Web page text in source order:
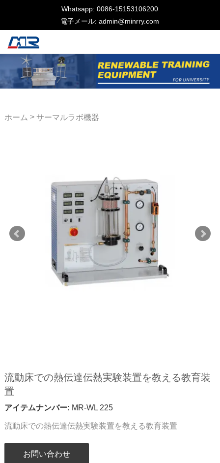
Whatsapp: 0086-15153106200
電子メール: admin@minrry.com
ホーム > サーマルラボ機器
流動床での熱伝達伝熱実験装置を教える教育装
置
アイテムナンバー: MR-WL 225
流動床での熱伝達伝熱実験装置を教える教育装置
お問い合わせ